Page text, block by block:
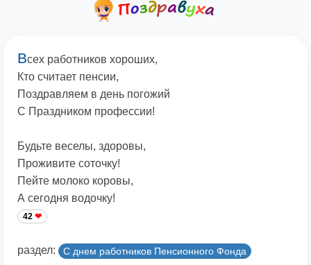
Всех работников хороших,
Кто считает пенсии,
Поздравляем в день погожий
С Праздником профессии!
Будьте веселы, здоровы,
Проживите соточку!
Пейте молоко коровы,
А сегодня водочку!
42
раздел: С днем работников Пенсионного Фонда